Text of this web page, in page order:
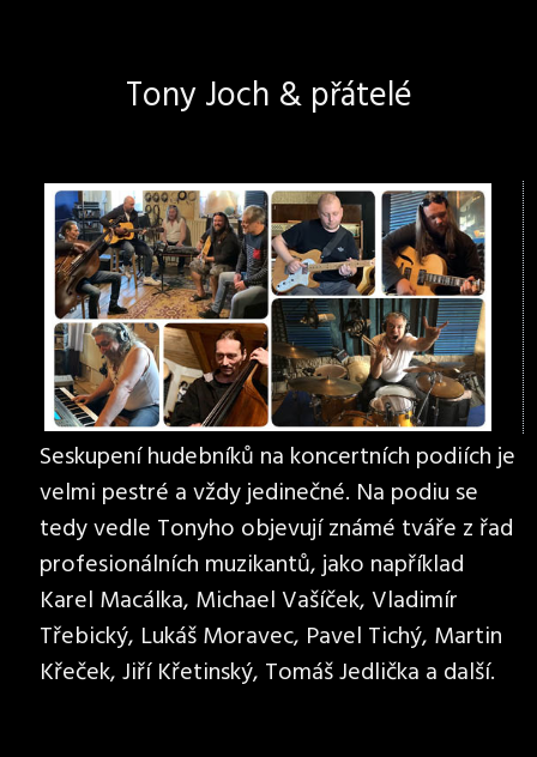
Tony Joch & přátelé
Seskupení hudebníků na koncertních podiích je
velmi pestré a vždy jedinečné. Na podiu se
tedy vedle Tonyho objevují známé tváře z řad
profesionálních muzikantů, jako například
Karel Macálka, Michael Vašíček, Vladimír
Třebický, Lukáš Moravec, Pavel Tichý, Martin
Křeček, Jiří Křetinský, Tomáš Jedlička a další.